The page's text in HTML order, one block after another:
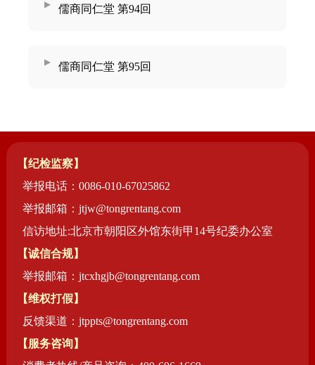
儒商同仁堂 第94回
儒商同仁堂 第95回
【纪检监察】
举报电话：0086-010-67025862
举报邮箱：jtjw@tongrentang.com
信访地址:北京市朝阳区外馆东街甲14号纪委办公室
【诚信合规】
举报邮箱：jtcxhgjb@tongrentang.com
【维权打假】
反馈渠道：jtppts@tongrentang.com
【服务咨询】